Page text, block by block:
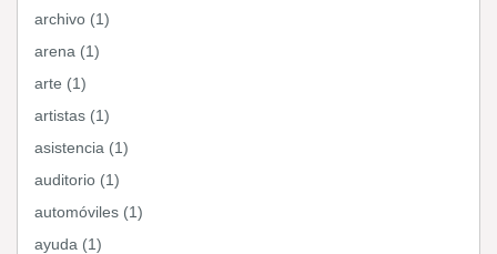
archivo (1)
arena (1)
arte (1)
artistas (1)
asistencia (1)
auditorio (1)
automóviles (1)
ayuda (1)